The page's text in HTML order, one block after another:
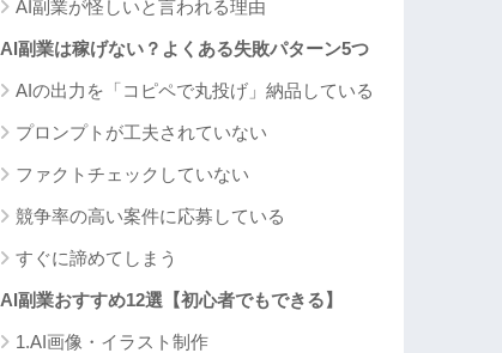
AI副業が怪しいと言われる理由
AI副業は稼げない？よくある失敗パターン5つ
AIの出力を「コピペで丸投げ」納品している
プロンプトが工夫されていない
ファクトチェックしていない
競争率の高い案件に応募している
すぐに諦めてしまう
AI副業おすすめ12選【初心者でもできる】
1.AI画像・イラスト制作